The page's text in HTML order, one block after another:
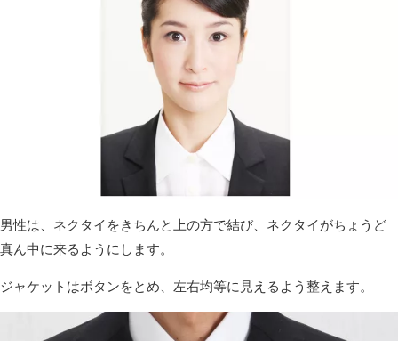
男性は、ネクタイをきちんと上の方で結び、ネクタイがちょうど
真ん中に来るようにします。
ジャケットはボタンをとめ、左右均等に見えるよう整えます。